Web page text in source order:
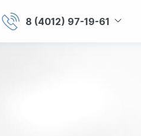
8 (4012) 97-19-61